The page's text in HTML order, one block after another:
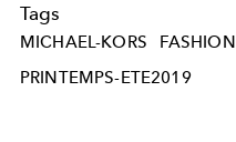
Tags
MICHAEL-KORS FASHION
PRINTEMPS-ETE2019